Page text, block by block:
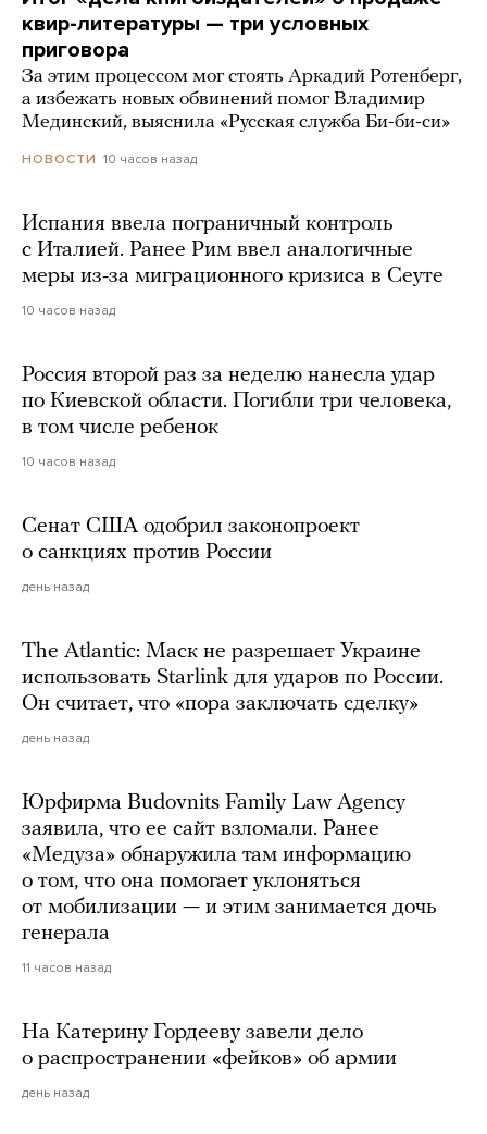
квир-литературы — три условных
приговора
За этим процессом мог стоять Аркадий Ротенберг,
а избежать новых обвинений помог Владимир
Мединский, выяснила «Русская служба Би-би-си»
НОВОСТИ 10 часов назад
Испания ввела пограничный контроль
с Италией. Ранее Рим ввел аналогичные
меры из-за миграционного кризиса в Сеуте
10 часов назад
Россия второй раз за неделю нанесла удар
по Киевской области. Погибли три человека,
в том числе ребенок
10 часов назад
Сенат США одобрил законопроект
о санкциях против России
день назад
The Atlantic: Маск не разрешает Украине
использовать Starlink для ударов по России.
Он считает, что «пора заключать сделку»
день назад
Юрфирма Budovnits Family Law Agency
заявила, что ее сайт взломали. Ранее
«Медуза» обнаружила там информацию
о том, что она помогает уклоняться
от мобилизации — и этим занимается дочь
генерала
11 часов назад
На Катерину Гордееву завели дело
о распространении «фейков» об армии
день назад